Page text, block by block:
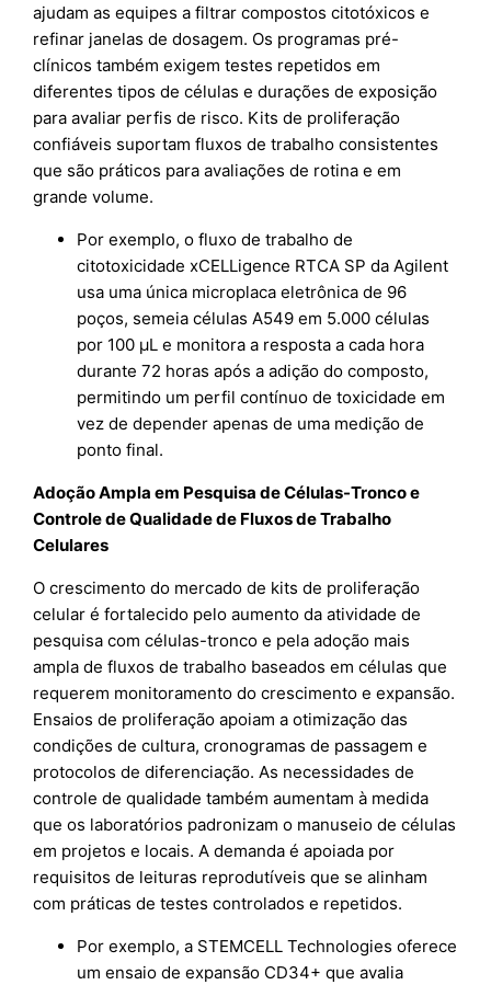
ajudam as equipes a filtrar compostos citotóxicos e
refinar janelas de dosagem. Os programas pré-
clínicos também exigem testes repetidos em
diferentes tipos de células e durações de exposição
para avaliar perfis de risco. Kits de proliferação
confiáveis suportam fluxos de trabalho consistentes
que são práticos para avaliações de rotina e em
grande volume.
Por exemplo, o fluxo de trabalho de
citotoxicidade xCELLigence RTCA SP da Agilent
usa uma única microplaca eletrônica de 96
poços, semeia células A549 em 5.000 células
por 100 µL e monitora a resposta a cada hora
durante 72 horas após a adição do composto,
permitindo um perfil contínuo de toxicidade em
vez de depender apenas de uma medição de
ponto final.
Adoção Ampla em Pesquisa de Células-Tronco e
Controle de Qualidade de Fluxos de Trabalho
Celulares
O crescimento do mercado de kits de proliferação
celular é fortalecido pelo aumento da atividade de
pesquisa com células-tronco e pela adoção mais
ampla de fluxos de trabalho baseados em células que
requerem monitoramento do crescimento e expansão.
Ensaios de proliferação apoiam a otimização das
condições de cultura, cronogramas de passagem e
protocolos de diferenciação. As necessidades de
controle de qualidade também aumentam à medida
que os laboratórios padronizam o manuseio de células
em projetos e locais. A demanda é apoiada por
requisitos de leituras reprodutíveis que se alinham
com práticas de testes controlados e repetidos.
Por exemplo, a STEMCELL Technologies oferece
um ensaio de expansão CD34+ que avalia